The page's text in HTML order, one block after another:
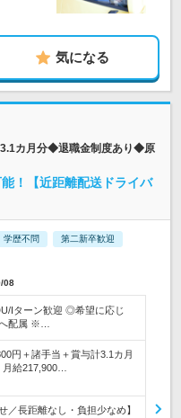
気になる
カ月分◆退職金制度あり◆原
！【近距離配送ドライバ
学歴不問 第二新卒歓迎
08
Iターン歓迎 ◎希望に応じ
配属 ※…
円＋諸手当＋賞与計3.1カ月
給217,900…
／長距離なし・負担少なめ】